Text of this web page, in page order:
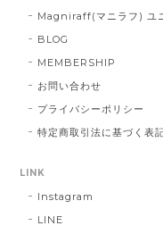
Magniraff(マニラフ) ユ
BLOG
MEMBERSHIP
お問い合わせ
プライバシーポリシー
特定商取引法に基づく表
LINK
Instagram
LINE